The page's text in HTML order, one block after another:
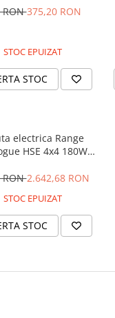
RON375,20 RON
STOC EPUIZAT
STOC
electrica Range
HSE 4x4 180W
RON2.642,68 RON
STOC EPUIZAT
STOC